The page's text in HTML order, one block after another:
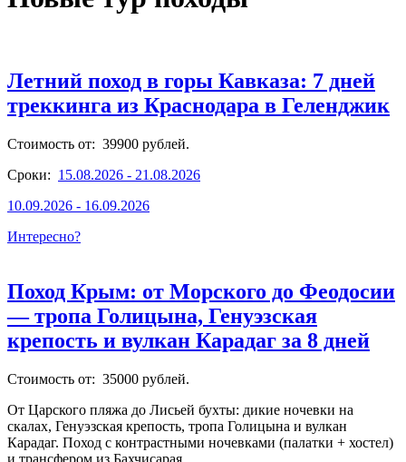
Летний поход в горы Кавказа: 7 дней
треккинга из Краснодара в Геленджик
Стоимость от: 39900 рублей.
Сроки: 15.08.2026 - 21.08.2026
10.09.2026 - 16.09.2026
Интересно?
Поход Крым: от Морского до Феодосии
— тропа Голицына, Генуэзская
крепость и вулкан Карадаг за 8 дней
Стоимость от: 35000 рублей.
От Царского пляжа до Лисьей бухты: дикие ночевки на
скалах, Генуэзская крепость, тропа Голицына и вулкан
Карадаг. Поход с контрастными ночевками (палатки + хостел)
и трансфером из Бахчисарая.